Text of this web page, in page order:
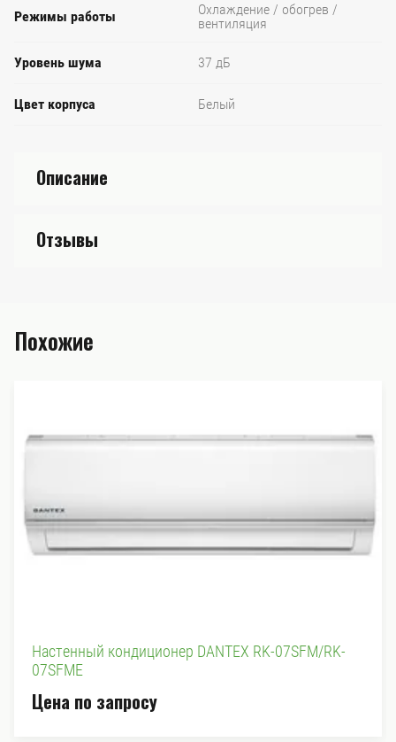
Режимы работы
Охлаждение / обогрев /
вентиляция
Уровень шума 37 дБ
Цвет корпуса Белый
Описание
Отзывы
Похожие
Настенный кондиционер DANTEX RK-07SFM/RK-
07SFME
Цена по запросу